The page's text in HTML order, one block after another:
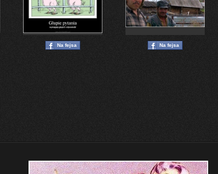
Na fejsa Na fejsa